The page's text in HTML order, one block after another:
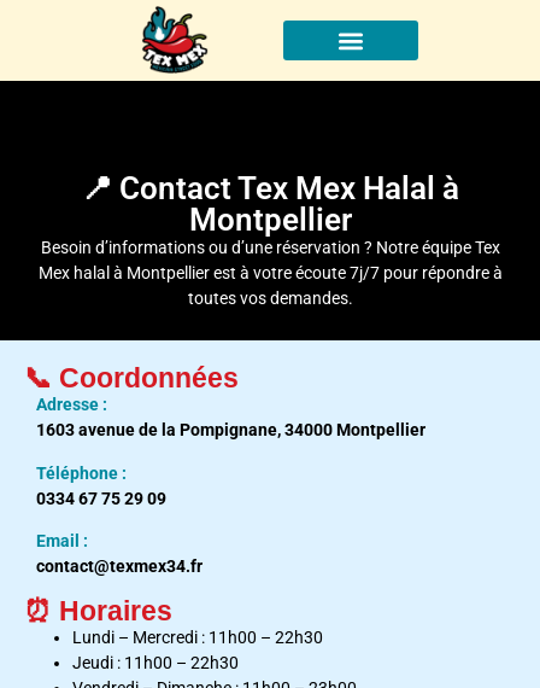
📍 Contact Tex Mex Halal à
Montpellier
Besoin d’informations ou d’une réservation ? Notre équipeTex
Mex halal à Montpellier est à votre écoute 7j/7 pour répondre à
toutes vos demandes.
📞 Coordonnées
Adresse :
1603 avenue de la Pompignane, 34000 Montpellier
Téléphone :
0334 67 75 29 09
Email :
contact@texmex34.fr
⏰ Horaires
Lundi – Mercredi : 11h00 – 22h30
Jeudi : 11h00 – 22h30